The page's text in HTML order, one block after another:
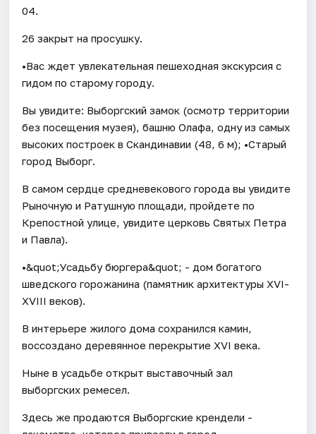
04.
26 закрыт на просушку.
•Вас ждет увлекательная пешеходная экскурсия с
гидом по старому городу.
Вы увидите: Выборгский замок (осмотр территории
без посещения музея), башню Олафа, одну из самых
высоких построек в Скандинавии (48, 6 м); •Старый
город Выборг.
В самом сердце средневекового города вы увидите
Рыночную и Ратушную площади, пройдете по
Крепостной улице, увидите церковь Святых Петра
и Павла).
•&quot;Усадьбу бюргера&quot; - дом богатого
шведского горожанина (памятник архитектуры XVI-
XVIII веков).
В интерьере жилого дома сохранился камин,
воссоздано деревянное перекрытие XVI века.
Ныне в усадьбе открыт выставочный зал
выборгских ремесел.
Здесь же продаются Выборгские крендели -